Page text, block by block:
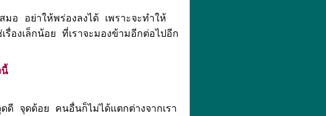
อ อย่าให้พร่องลงได้ เพราะจะทำให้
องเล็กน้อย ที่เราจะมองข้ามอีกต่อไปอีก
นี้
ดี จุดด้อย คนอื่นก็ไม่ได้แตกต่างจากเรา